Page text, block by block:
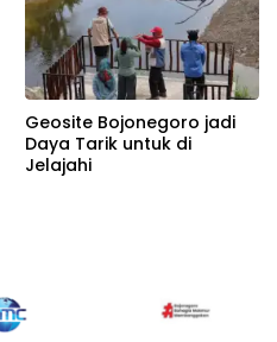
Geosite Bojonegoro jadi
Daya Tarik untuk di
Jelajahi